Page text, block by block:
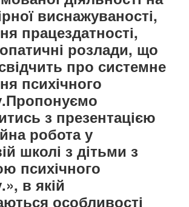
виснажуваності,
працездатності,
розлади, що
про системне
психічного
з презентацією
робота у
школі з дітьми з
психічного
в якій
особливості